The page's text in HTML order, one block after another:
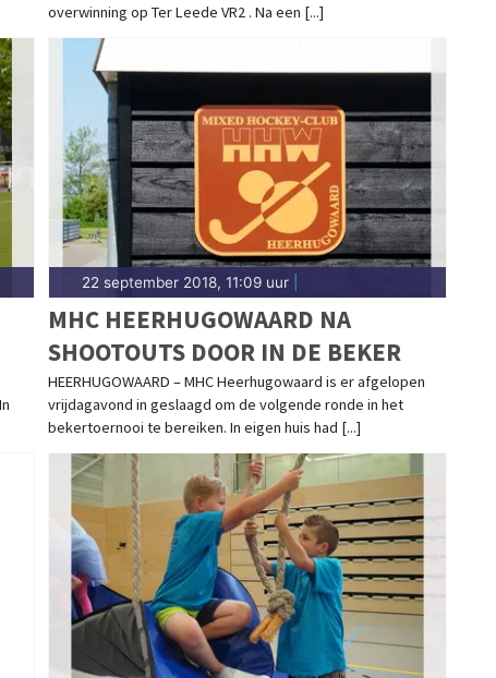
overwinning op Ter Leede VR2 . Na een [...]
22 september 2018, 11:09 uur|
MHC HEERHUGOWAARD NA
SHOOTOUTS DOOR IN DE BEKER
HEERHUGOWAARD – MHC Heerhugowaard is er afgelopen
vrijdagavond in geslaagd om de volgende ronde in het
bekertoernooi te bereiken. In eigen huis had [...]